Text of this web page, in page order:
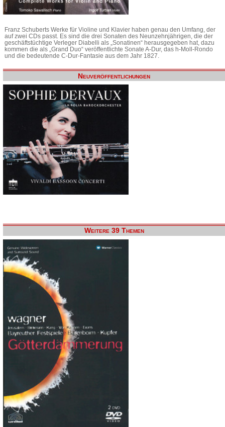
Franz Schuberts Werke für Violine und Klavier haben genau den Umfang, der
auf zwei CDs passt. Es sind die drei Sonaten des Neunzehnjährigen, die der
geschäftstüchtige Verleger Diabelli als „Sonatinen“ herausgegeben hat, dazu
kommen die als „Grand Duo“ veröffentlichte Sonate A-Dur, das h-Moll-Rondo
und die bedeutende C-Dur-Fantasie aus dem Jahr 1827.
Neuveröffentlichungen
Weitere 39 Themen